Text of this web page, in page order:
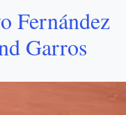
Fernández
Garros